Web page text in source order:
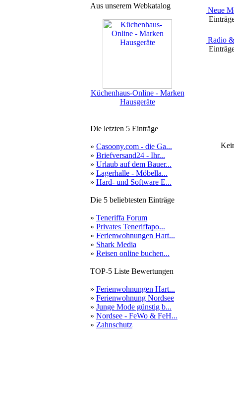
Aus unserem Webkatalog
Küchenhaus-Online - Marken
Hausgeräte
Die letzten 5 Einträge
» Casoony.com - die Ga...
» Briefversand24 - Ihr...
» Urlaub auf dem Bauer...
» Lagerhalle - Möbella...
» Hard- und Software E...
Die 5 beliebtesten Einträge
» Teneriffa Forum
» Privates Teneriffapo...
» Ferienwohnungen Hart...
» Shark Media
» Reisen online buchen...
TOP-5 Liste Bewertungen
» Ferienwohnungen Hart...
» Ferienwohnung Nordsee
» Junge Mode günstig b...
» Nordsee - FeWo & FeH...
» Zahnschutz
Neue
Radio